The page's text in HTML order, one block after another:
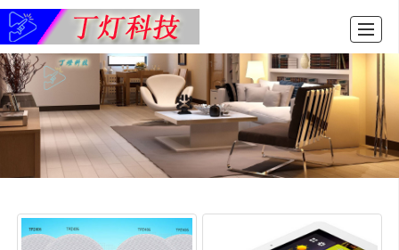
首页 新闻动态 图库展示 公司介绍 留言反馈 联系我们